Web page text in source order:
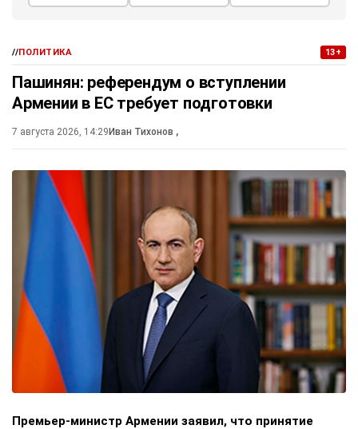
//ПОЛИТИКА 13+
Пашинян: референдум о вступлении
Армении в ЕС требует подготовки
7 августа 2026, 14:29 Иван Тихонов ,
Премьер-министр Армении заявил, что принятие